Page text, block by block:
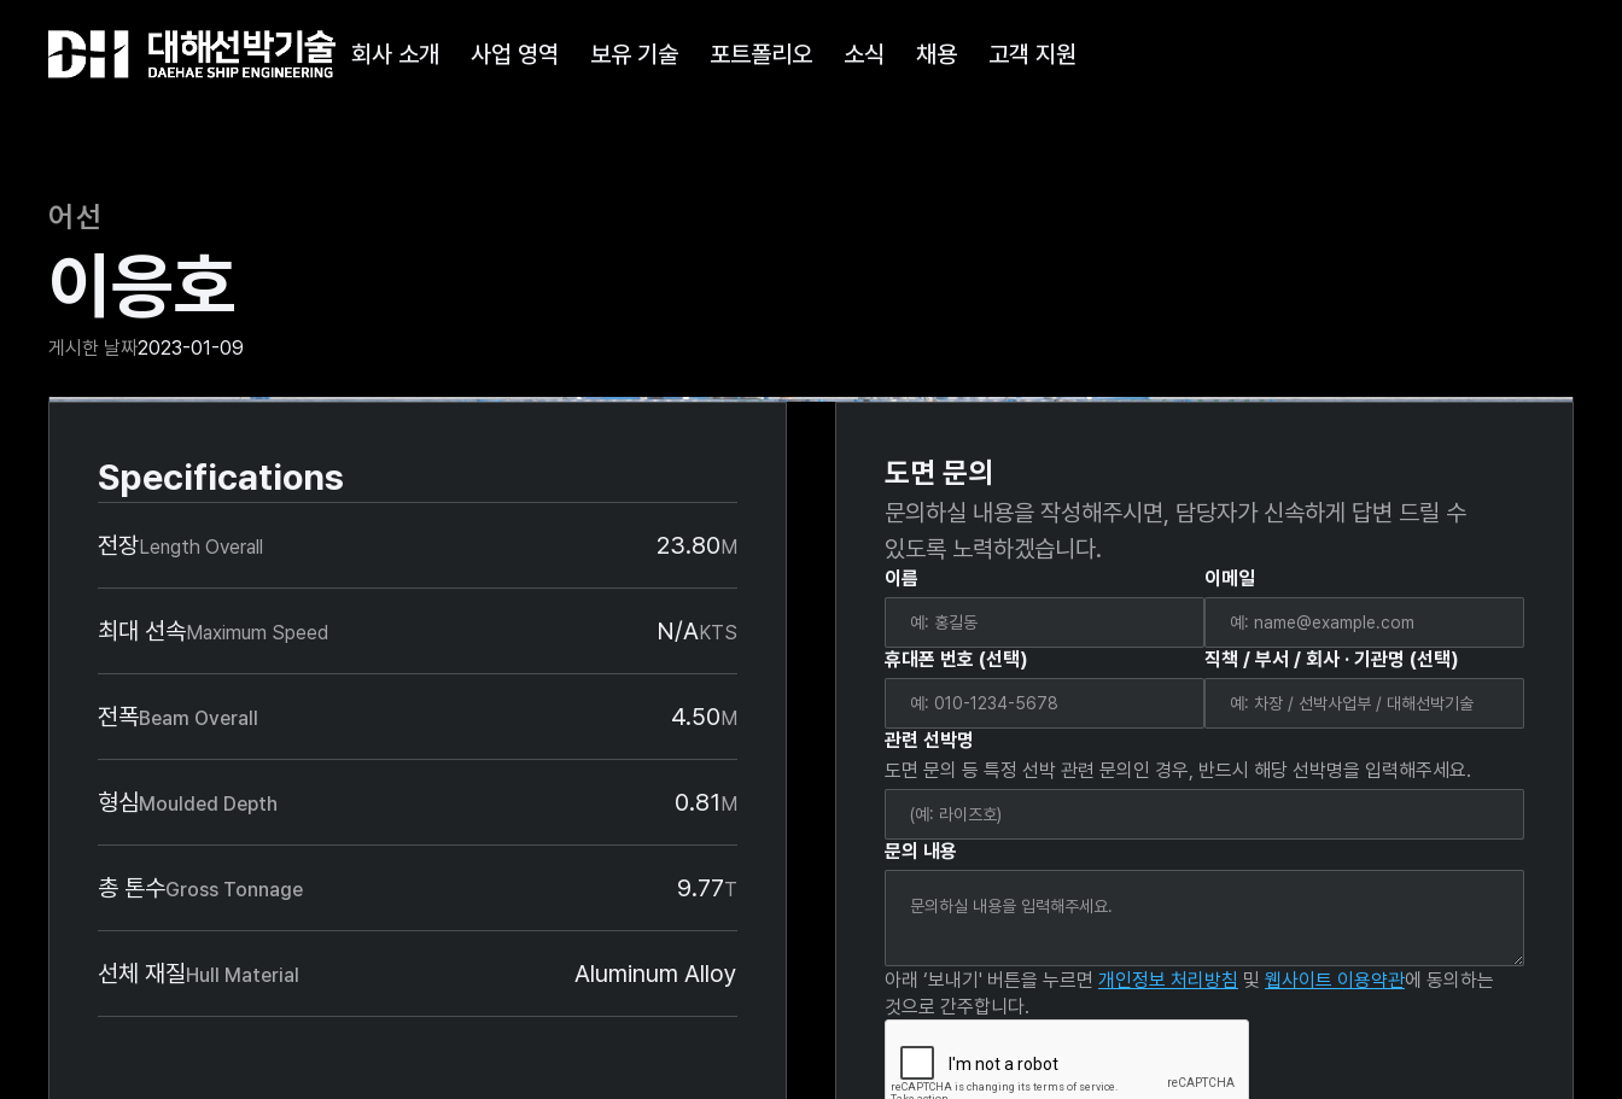
회사 소개 사업 영역 보유 기술 포트폴리오 소식 채용 고객 지원
어선
이응호
게시한 날짜2023-01-09
Specifications
전장Length Overall 23.80M
최대 선속Maximum Speed N/AKTS
전폭Beam Overall 4.50M
형심Moulded Depth 0.81M
총 톤수Gross Tonnage 9.77T
선체 재질Hull Material Aluminum Alloy
도면 문의
문의하실 내용을 작성해주시면, 담당자가 신속하게 답변 드릴 수
있도록 노력하겠습니다.
이름 이메일
휴대폰 번호 (선택) 직책 / 부서 / 회사 · 기관명 (선택)
관련 선박명
도면 문의 등 특정 선박 관련 문의인 경우, 반드시 해당 선박명을 입력해주세요.
문의 내용
아래 ‘보내기' 버튼을 누르면 개인정보 처리방침 및 웹사이트 이용약관에 동의하는
것으로 간주합니다.